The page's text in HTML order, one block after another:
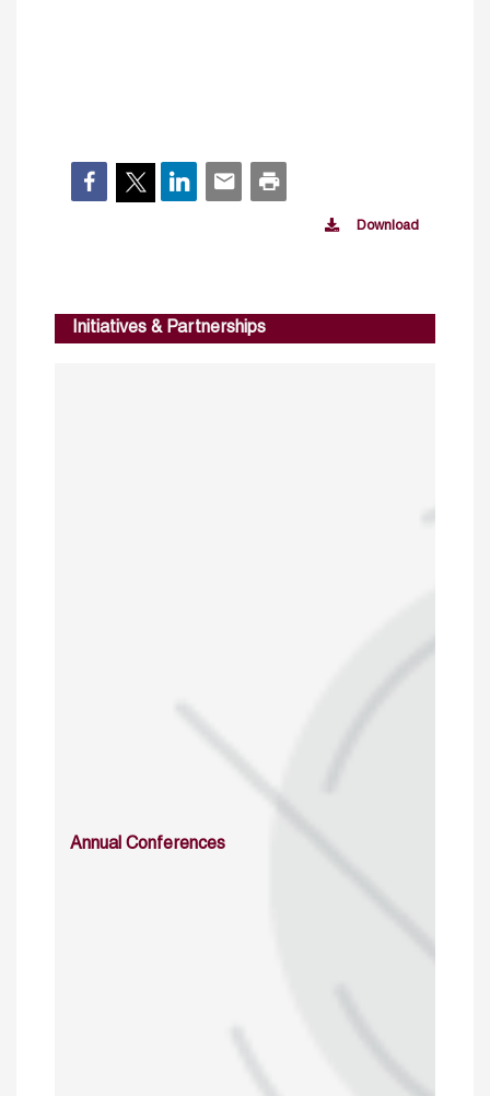
Download
Initiatives & Partnerships
Annual Conferences